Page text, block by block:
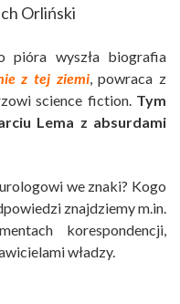
Orliński
pióra wyszła biografia
z tej ziemi, powraca z
science fiction. Tym
Lema z absurdami
we znaki? Kogo
znajdziemy m.in.
korespondencji,
władzy.